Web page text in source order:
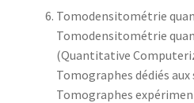
Tomodensitométrie
Tomodensitométrie
(Quantitative
Tomographes dédiés
Tomographes